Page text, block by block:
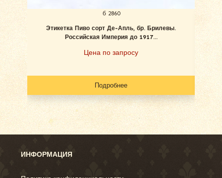
б 2860
Этикетка Пиво сорт Де-Апль, бр. Брилевы.
Российская Империя до 1917...
Цена по запросу
Подробнее
ИНФОРМАЦИЯ